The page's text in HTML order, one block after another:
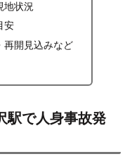
地状況
安
再開見込みなど
で人身事故発